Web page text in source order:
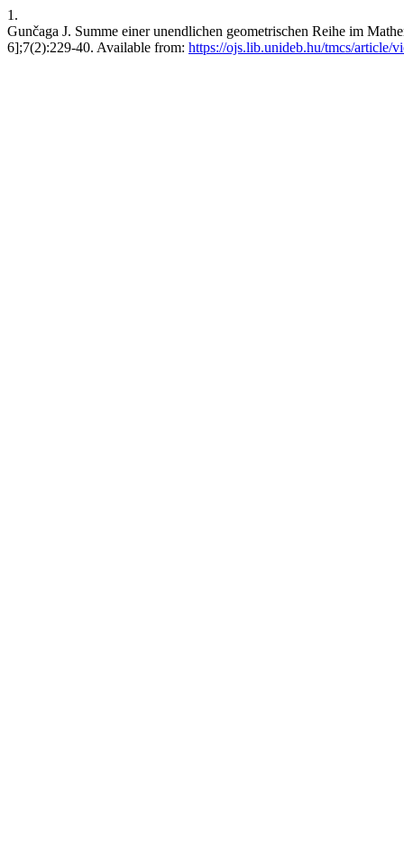
1.
Gunčaga J. Summe einer unendlichen geometrischen Reihe im
6];7(2):229-40. Available from: https://ojs.lib.unideb.hu/tmcs/article/